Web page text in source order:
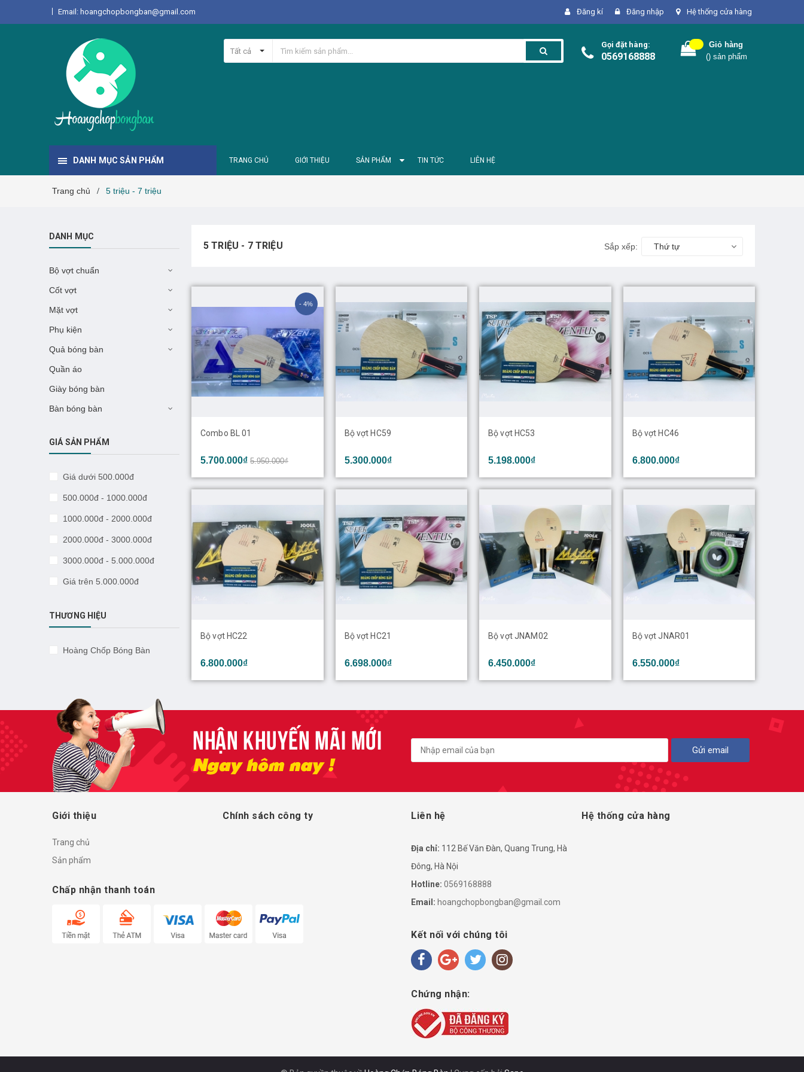
Email: hoangchopbongban@gmail.com Đăng kí Đăng nhập Hệ thống cửa hàng
Tất cả
Gọi đặt hàng:
0569168888
Giỏ hàng
() sản phẩm
DANH MỤC SẢN PHẨM TRANG CHỦ GIỚI THIỆU SẢN PHẨM TIN TỨC LIÊN HỆ
Trang chủ / 5 triệu - 7 triệu
5 TRIỆU - 7 TRIỆU Sắp xếp: Thứ tự
- 4%
Combo BL 01
5.700.000₫ 5.950.000₫
Bộ vợt HC59
5.300.000₫
Bộ vợt HC53
5.198.000₫
Bộ vợt HC46
6.800.000₫
Bộ vợt HC22
6.800.000₫
Bộ vợt HC21
6.698.000₫
Bộ vợt JNAM02
6.450.000₫
Bộ vợt JNAR01
6.550.000₫
DANH MỤC
Bộ vợt chuẩn
Cốt vợt
Mặt vợt
Phụ kiện
Quả bóng bàn
Quần áo
Giày bóng bàn
Bàn bóng bàn
GIÁ SẢN PHẨM
Giá dưới 500.000đ
500.000đ - 1000.000đ
1000.000đ - 2000.000đ
2000.000đ - 3000.000đ
3000.000đ - 5.000.000đ
Giá trên 5.000.000đ
THƯƠNG HIỆU
Hoàng Chốp Bóng Bàn
Gửi email
Giới thiệu
Trang chủ
Sản phẩm
Chính sách công ty
Chấp nhận thanh toán
Liên hệ
Địa chỉ: 112 Bế Văn Đàn, Quang Trung, Hà
Đông, Hà Nội
Hotline: 0569168888
Email: hoangchopbongban@gmail.com
Kết nối với chúng tôi
Chứng nhận:
Hệ thống cửa hàng